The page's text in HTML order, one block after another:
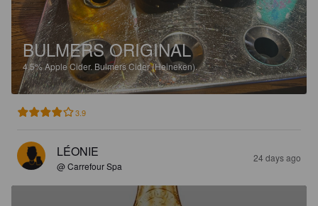
BULMERS ORIGINAL
4.5%Apple Cider. Bulmers Cider (Heineken).
3.9
LÉONIE
@ Carrefour Spa
24 days ago